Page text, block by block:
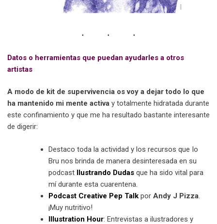
Datos o herramientas que puedan ayudarles a otros
artistas
A modo de kit de supervivencia os voy a dejar todo lo que
ha mantenido mi mente activa y totalmente hidratada durante
este confinamiento y que me ha resultado bastante interesante
de digerir:
Destaco toda la actividad y los recursos que Io
Bru nos brinda de manera desinteresada en su
podcast Ilustrando Dudas que ha sido vital para
mí durante esta cuarentena.
Podcast Creative Pep Talk por Andy J Pizza.
¡Muy nutritivo!
Illustration Hour: Entrevistas a ilustradores y